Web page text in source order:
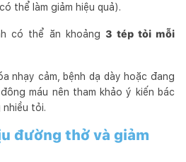
thể làm giảm hiệu quả).
có thể ăn khoảng 3 tép tỏi mỗi
nhạy cảm, bệnh dạ dày hoặc đang
máu nên tham khảo ý kiến bác
tỏi.
đường thở và giảm